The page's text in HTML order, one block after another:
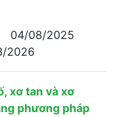
04/08/2025
2026
xơ tan và xơ
phương pháp